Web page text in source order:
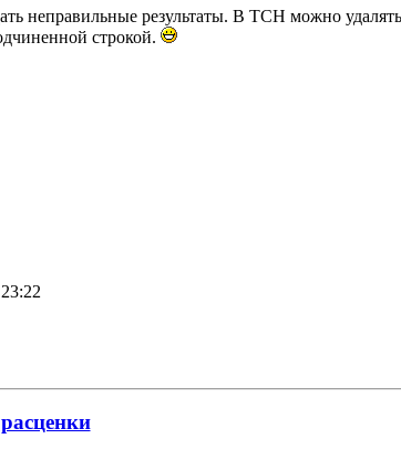
неправильные результаты. В ТСН можно удалять
строкой.